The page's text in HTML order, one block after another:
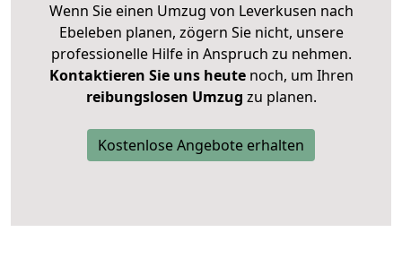
Wenn Sie einen Umzug von Leverkusen nach
Ebeleben planen, zögern Sie nicht, unsere
professionelle Hilfe in Anspruch zu nehmen.
Kontaktieren Sie uns heutenoch, um Ihren
reibungslosen Umzug zu planen.
Kostenlose Angebote erhalten